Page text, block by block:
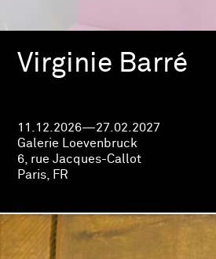
Virginie Barré
11.12.2026—27.02.2027
Galerie Loevenbruck
6, rue Jacques-Callot
Paris, FR